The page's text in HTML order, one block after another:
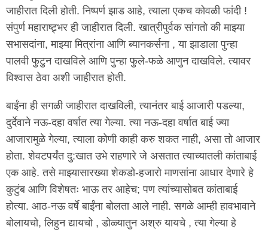
जाहीरात दिली होती. निष्पर्ण झाड आहे, त्याला एकच कोवळी फांदी !
संपुर्ण महाराष्ट्र्भर ही जाहीरात दिली. खात्रीपुर्वक सांगतो की माझ्या
सभासदांना, माझ्या मित्रांना आणि ब्यानकर्सना , या झाडाला पुन्हा
पालवी फुटुन दाखविले आणि पुन्हा फुले-फळे आणुन दाखविले. त्यावर
विश्वास ठेवा अशी जाहीरात होती.
बाईंना ही सगळी जाहीरात दाखविली, त्यानंतर बाई आजारी पडल्या,
दुर्देवाने नऊ-दहा वर्षात त्या गेल्या. त्या नऊ-दहा वर्षात बाई ज्या
आजारामुळे गेल्या, त्याला कोणी काही करु शकत नाही, असा तो आजार
होता. शेवटपर्यंत दु:खात उभे राहणारे जे असतात त्याच्यातली कांताबाई
एक आहे. तसे माझ्यासारख्या शेकडो-हजारो माणसांना आधार देणारे हे
कुटुंब आणि विशेषतः भाऊ तर आहेच; पण त्यांच्यासोबत कांताबाई
होत्या. आठ-नऊ वर्षे बाईंना बोलता आले नाही. सगळे आम्ही हावभावाने
बोलायचो, लिहुन द्यायचो , डोळ्यातुन अश्रु यायचे , त्या गेल्या हे